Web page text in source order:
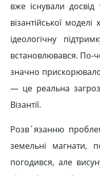
вже існували
візантійської
ідеологічну
встановлювався. По-
значно
— це реальна
Візантії.
Розв´язанню
земельні магнати,
погодився, але